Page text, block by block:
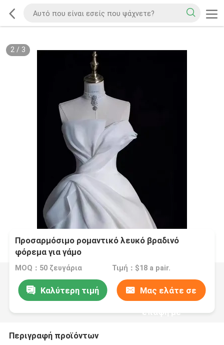
2/ 3
Προσαρμόσιμο ρομαντικό λευκό βραδινό
φόρεμα για γάμο
MOQ：50 ζευγάρια Τιμή：$18 a pair.
Καλύτερη τιμή Μας ελάτε σε
επαφή με
Περιγραφή προϊόντων